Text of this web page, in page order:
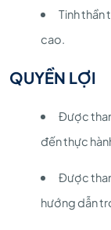
Tinh thần
cao.
QUYỀN LỢI
Được
đến thực
Được
hướng dẫn